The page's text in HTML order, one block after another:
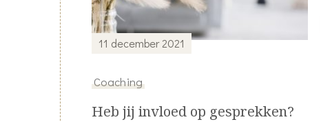
11 december 2021
Coaching
Heb jij invloed op gesprekken?